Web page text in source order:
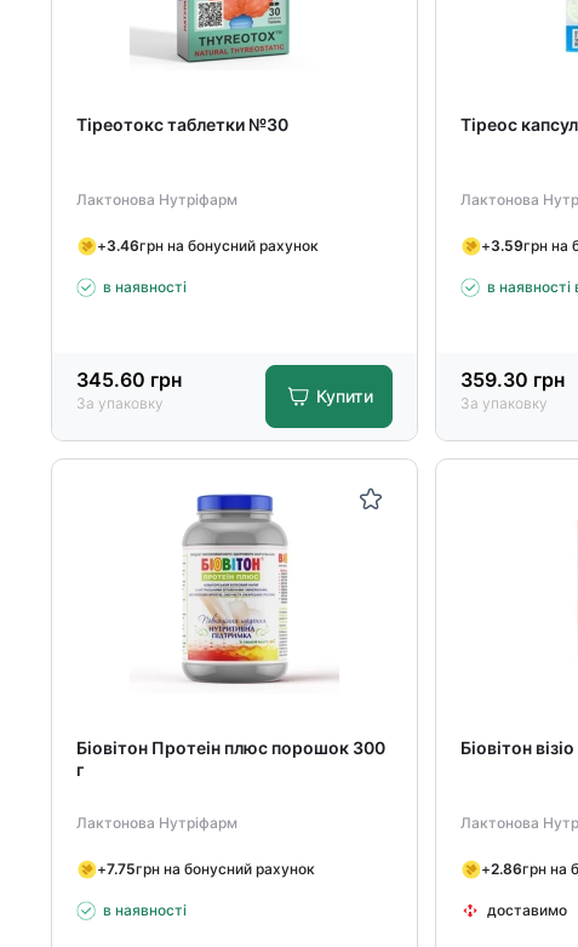
Тіреотокс таблетки №30
Лактонова Нутріфарм
+3.46грн на бонусний рахунок
в наявності
345.60 грн
За упаковку Купити
Тіреос
Лактонова
+3.59грн на
в наявності
359.30 грн
За упаковку
Біовітон Протеін плюс порошок 300
г
Лактонова Нутріфарм
+7.75грн на бонусний рахунок
в наявності
Біовітон
Лактонова
+2.86грн на
доставимо